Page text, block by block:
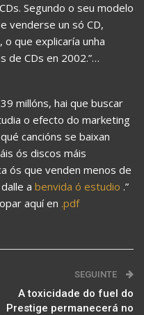
Segundo o seu modelo
venderse un só CD,
que explicaría unha
de CDs en 2002.”…
millóns, hai que buscar
o efecto do marketing
cancións se baixan
ós discos máis
ós que venden menos de
a benvida ó estudio .”
aquí en .pdf
SEGUINTE
A toxicidade do fuel do
Prestige permanecerá no